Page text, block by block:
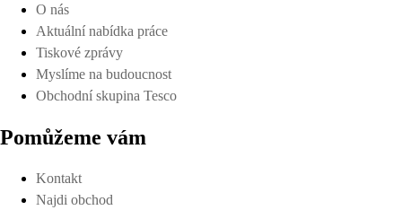
O nás
Aktuální nabídka práce
Tiskové zprávy
Myslíme na budoucnost
Obchodní skupina Tesco
Pomůžeme vám
Kontakt
Najdi obchod